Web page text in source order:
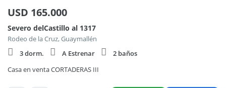
USD 165.000
Severo delCastillo al 1317
Rodeo de la Cruz, Guaymallén
3 dorm.
A Estrenar
2 baños
Casa en venta CORTADERAS III